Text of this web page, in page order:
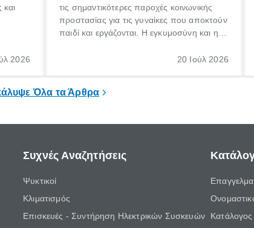
και
2026
τις σημαντικότερες παροχές κοινωνικής
προστασίας για τις γυναίκες που αποκτούν
παιδί και εργάζονται. Η εγκυμοσύνη και η
σημαντική περίοδος στη ζωή κάθε20 Ιούλ 2026
Όλα τα Άρθρα
Συχνές Αναζητήσεις
Ψυκτικοί
Κλιματισμός
Επισκευές - Συντήρηση Ηλεκτρικών Συσκευών